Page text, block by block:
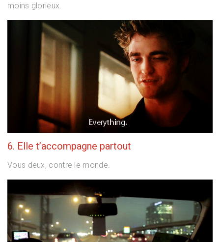
moins glorieux.
6. Elle t’accompagne partout
Vous deux, contre le monde.